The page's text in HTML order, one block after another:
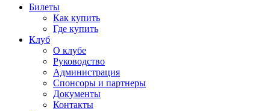
Билеты
Как купить
Где купить
Клуб
О клубе
Руководство
Администрация
Спонсоры и партнеры
Документы
Контакты